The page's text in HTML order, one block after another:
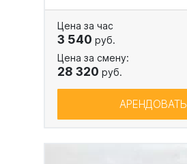
Цена за час
3 540 руб.
Цена за смену:
28 320 руб.
АРЕНДОВАТЬ